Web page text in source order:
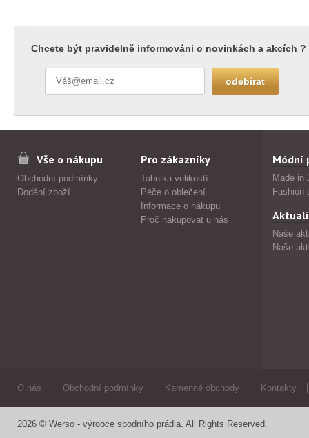
Chcete být pravidelně informováni o novinkách a akcích ?
Vše o nákupu
Obchodní podmínky
Dodání zboží
Pro zákazníky
Tabulka velikostí
Péče o oblečení
Informace o nákupu
Proč nakupovat u nás
Módní
Made in
Fashion
Naše
Naše
O nás Obchodní podmínky Kamenné obchody Kontakty
2026 © Werso - výrobce spodního prádla. All Rights Reserved.